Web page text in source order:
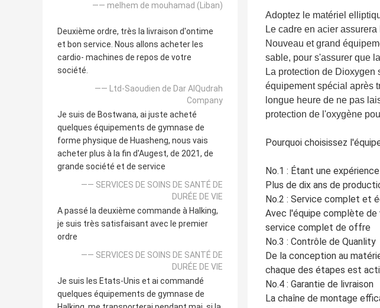
—— melhem de mouhamad (Liban)
Deuxième ordre, très la livraison d'ontime
et bon service. Nous allons acheter les
cardio- machines de repos de votre
société.
—— Ltd-Saoudien de Dar AlQudrah
Company
Je suis de Bostwana, ai juste acheté
quelques équipements de gymnase de
forme physique de Huasheng, nous vais
acheter plus à la fin d'Augest, de 2021, de
grande société et de service
—— SERVICES DE SOINS DE SANTÉ DE
DURÉE DE VIE
A passé la deuxième commande à Halking,
je suis très satisfaisant avec le premier
ordre
—— SERVICES DE SOINS DE SANTÉ DE
DURÉE DE VIE
Je suis les Etats-Unis et ai commandé
quelques équipements de gymnase de
Adoptez le matériel
Le cadre en acier
Nouveau et grand
sable, pour s'assurer que
La protection de Dioxygen
équipement spécial après
longue heure de ne pas
protection de l'oxygène
Pourquoi choisissez
No.1 : Étant une
Plus de dix ans de
No.2 : Service complet et
Avec l'équipe complète de
service complet de offre
No.3 : Contrôle de Quanlity
De la conception au
chaque des étapes est
No.4 : Garantie de livraison
La chaîne de montage